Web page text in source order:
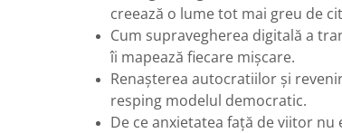
creează o lume tot mai greu de
Cum supravegherea digitală a
îi mapează fiecare mișcare.
Renașterea autocratiilor și
resping modelul democratic.
De ce anxietatea față de viitor